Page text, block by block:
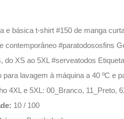
e básica t-shirt #150 de manga
contemporâneo #paratodososfins
do XS ao 5XL #serveatodos
para lavagem à máquina a 40 ºC e
4XL e 5XL: 00_Branco, 11_Preto,
10 / 100